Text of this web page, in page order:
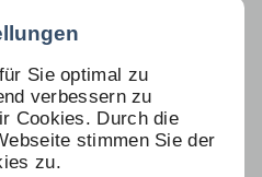
Sie optimal zu
verbessern zu
Cookies. Durch die
stimmen Sie der
zu.
Ulrich